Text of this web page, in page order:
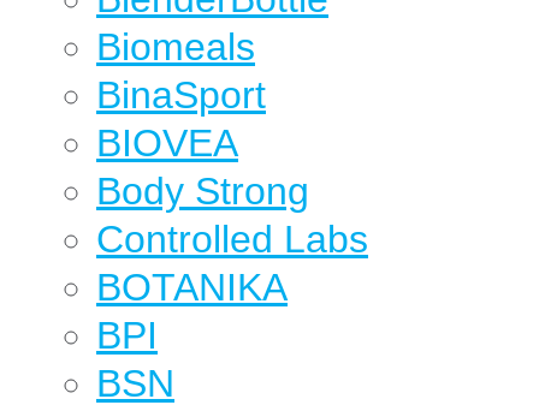
Biomeals
BinaSport
BIOVEA
Body Strong
Controlled Labs
BOTANIKA
BPI
BSN